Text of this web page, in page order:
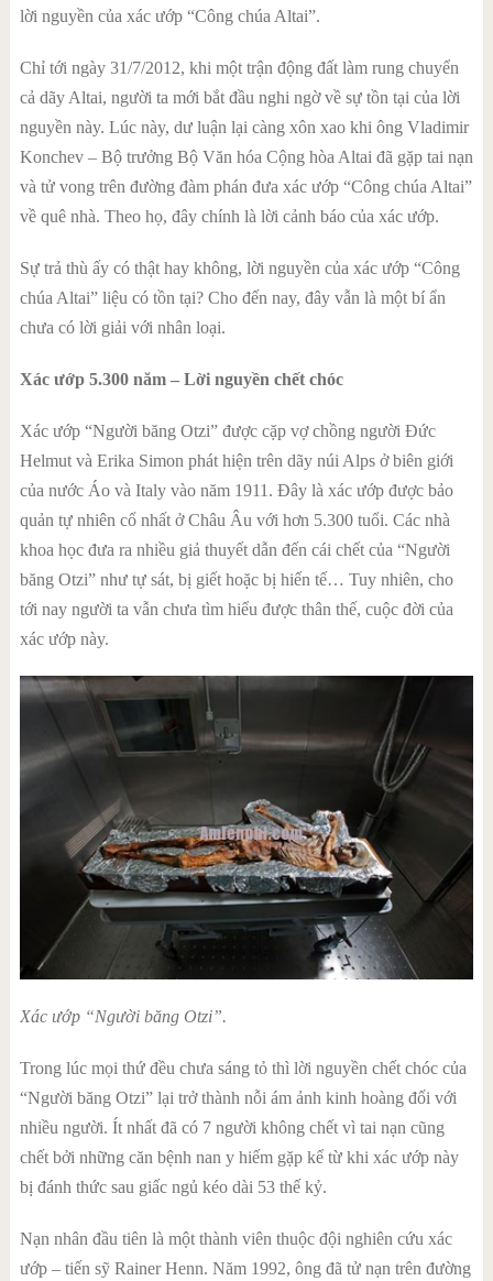
lời nguyền của xác ướp “Công chúa Altai”.
Chỉ tới ngày 31/7/2012, khi một trận động đất làm rung chuyển
cả dãy Altai, người ta mới bắt đầu nghi ngờ về sự tồn tại của lời
nguyền này. Lúc này, dư luận lại càng xôn xao khi ông Vladimir
Konchev – Bộ trưởng Bộ Văn hóa Cộng hòa Altai đã gặp tai nạn
và tử vong trên đường đàm phán đưa xác ướp “Công chúa Altai”
về quê nhà. Theo họ, đây chính là lời cảnh báo của xác ướp.
Sự trả thù ấy có thật hay không, lời nguyền của xác ướp “Công
chúa Altai” liệu có tồn tại? Cho đến nay, đây vẫn là một bí ẩn
chưa có lời giải với nhân loại.
Xác ướp 5.300 năm – Lời nguyền chết chóc
Xác ướp “Người băng Otzi” được cặp vợ chồng người Đức
Helmut và Erika Simon phát hiện trên dãy núi Alps ở biên giới
của nước Áo và Italy vào năm 1911. Đây là xác ướp được bảo
quản tự nhiên cổ nhất ở Châu Âu với hơn 5.300 tuổi. Các nhà
khoa học đưa ra nhiều giả thuyết dẫn đến cái chết của “Người
băng Otzi” như tự sát, bị giết hoặc bị hiến tế… Tuy nhiên, cho
tới nay người ta vẫn chưa tìm hiểu được thân thế, cuộc đời của
xác ướp này.
Xác ướp “Người băng Otzi”.
Trong lúc mọi thứ đều chưa sáng tỏ thì lời nguyền chết chóc của
“Người băng Otzi” lại trở thành nỗi ám ảnh kinh hoàng đối với
nhiều người. Ít nhất đã có 7 người không chết vì tai nạn cũng
chết bởi những căn bệnh nan y hiếm gặp kể từ khi xác ướp này
bị đánh thức sau giấc ngủ kéo dài 53 thế kỷ.
Nạn nhân đầu tiên là một thành viên thuộc đội nghiên cứu xác
ướp – tiến sỹ Rainer Henn. Năm 1992, ông đã tử nạn trên đường